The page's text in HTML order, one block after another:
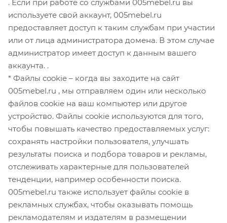
. Если при работе со службами 005mebel.ru вы
используете свой аккаунт, 005mebel.ru
предоставляет доступ к таким службам при участии
или от лица администратора домена. В этом случае
администратор имеет доступ к данным вашего
аккаунта. .
* Файлы cookie – когда вы заходите на сайт
005mebel.ru , мы отправляем один или несколько
файлов cookie на ваш компьютер или другое
устройство. Файлы cookie используются для того,
чтобы повышать качество предоставляемых услуг:
сохранять настройки пользователя, улучшать
результаты поиска и подбора товаров и рекламы,
отслеживать характерные для пользователей
тенденции, например особенности поиска.
005mebel.ru также использует файлы cookie в
рекламных службах, чтобы оказывать помощь
рекламодателям и издателям в размещении